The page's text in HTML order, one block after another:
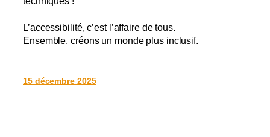
L’accessibilité, c’est l’affaire de tous.
Ensemble, créons un monde plus inclusif.
15 décembre 2025